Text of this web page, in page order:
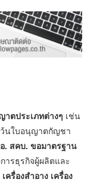
ตประเภทต่างๆ เช่น
ว้นใบอนุญาตกัญชา
. สคบ. ขอมาตรฐาน
ารธุรกิจผู้ผลิตและ
ครื่องสำอาง เครื่อง